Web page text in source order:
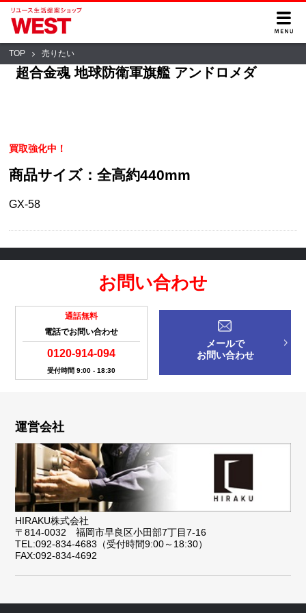
TOP 売りたい
超合金魂 地球防衛軍旗艦 アンドロメダ
買取強化中！
商品サイズ：全高約440mm
GX-58
お問い合わせ
通話無料
電話でお問い合わせ
0120-914-094
受付時間 9:00 - 18:30
メールで
お問い合わせ
運営会社
HIRAKU株式会社
〒814-0032 福岡市早良区小田部7丁目7-16
TEL:092-834-4683（受付時間9:00～18:30）
FAX:092-834-4692